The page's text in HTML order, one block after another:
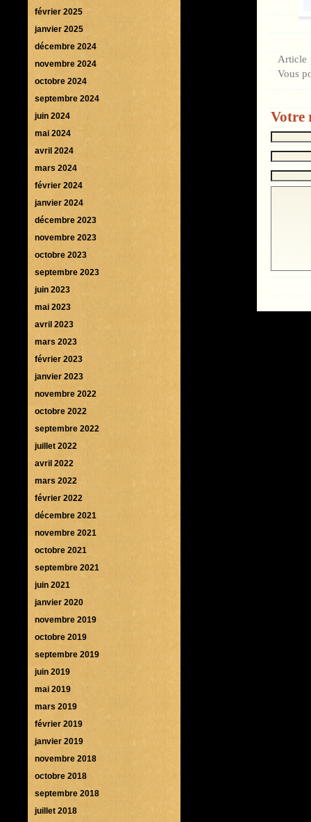
Article
Vous
Votre
février 2025
janvier 2025
décembre 2024
novembre 2024
octobre 2024
septembre 2024
juin 2024
mai 2024
avril 2024
mars 2024
février 2024
janvier 2024
décembre 2023
novembre 2023
octobre 2023
septembre 2023
juin 2023
mai 2023
avril 2023
mars 2023
février 2023
janvier 2023
novembre 2022
octobre 2022
septembre 2022
juillet 2022
avril 2022
mars 2022
février 2022
décembre 2021
novembre 2021
octobre 2021
septembre 2021
juin 2021
janvier 2020
novembre 2019
octobre 2019
septembre 2019
juin 2019
mai 2019
mars 2019
février 2019
janvier 2019
novembre 2018
octobre 2018
septembre 2018
juillet 2018